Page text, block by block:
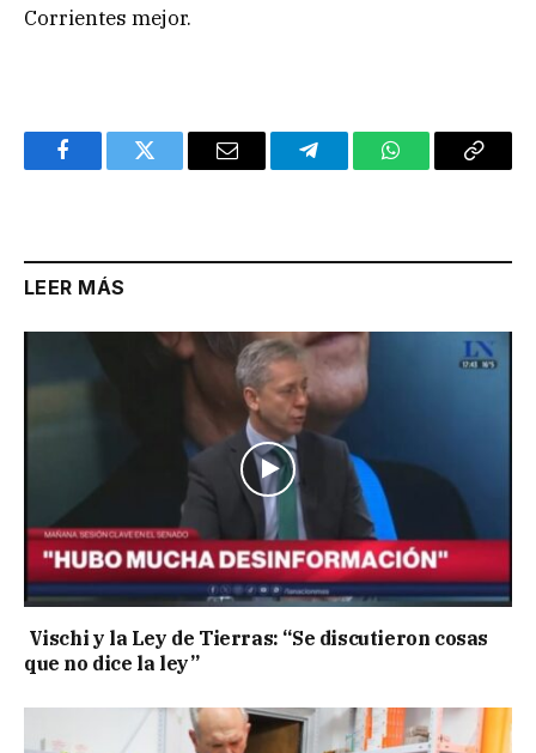
Corrientes mejor.
FacebookTwitter Email TelegramWhatsAppCopy
LEER MÁS
Vischi y la Ley de Tierras: “Se discutieron cosas
que no dice la ley”